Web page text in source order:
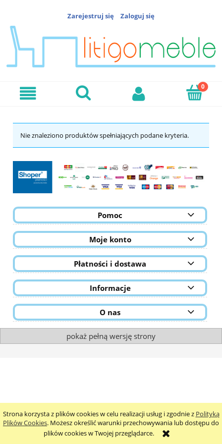
Strona korzysta z plików cookies w celu realizacji usług i zgodnie z Polityką
Plików Cookies. Możesz określić warunki przechowywania lub dostępu do
plików cookies w Twojej przeglądarce.
Zarejestruj się Zaloguj się
Nie znaleziono produktów spełniających podane kryteria.
Pomoc
Moje konto
Płatności i dostawa
Informacje
O nas
pokaż pełną wersję strony